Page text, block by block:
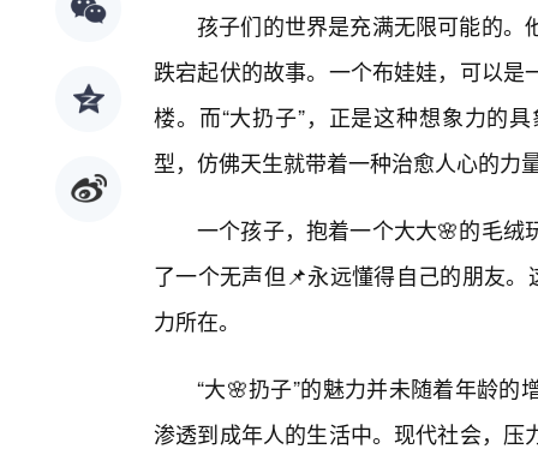
孩子们的世界是充满无限可能的。
跌宕起伏的故事。一个布娃娃，可以
楼。而“大扔子”，正是这种想象力的
型，仿佛天生就带着一种治愈人心的力
一个孩子，抱着一个大大🌸的毛绒
了一个无声但📌永远懂得自己的朋友
力所在。
“大🌸扔子”的魅力并未随着年龄
渗透到成年人的生活中。现代社会，